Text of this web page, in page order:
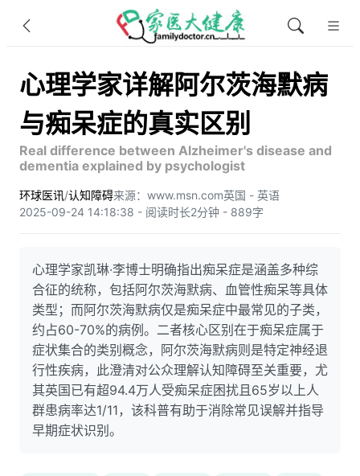
心理学家详解阿尔茨海默病
与痴呆症的真实区别
Real difference between Alzheimer's disease and
dementia explained by psychologist
环球医讯/认知障碍来源：www.msn.com英国 - 英语
2025-09-24 14:18:38 - 阅读时长2分钟 - 889字
心理学家凯琳·李博士明确指出痴呆症是涵盖多种综
合征的统称，包括阿尔茨海默病、血管性痴呆等具体
类型；而阿尔茨海默病仅是痴呆症中最常见的子类，
约占60-70%的病例。二者核心区别在于痴呆症属于
症状集合的类别概念，阿尔茨海默病则是特定神经退
行性疾病，此澄清对公众理解认知障碍至关重要，尤
其英国已有超94.4万人受痴呆症困扰且65岁以上人
群患病率达1/11，该科普有助于消除常见误解并指导
早期症状识别。